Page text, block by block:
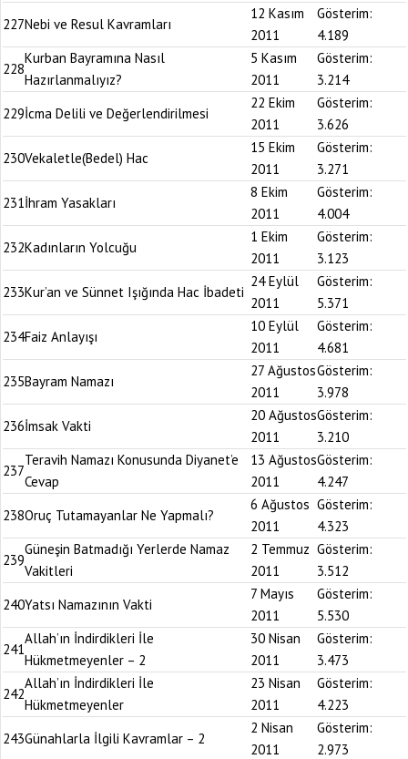
227Nebi ve Resul Kavramları
12 Kasım
2011
Gösterim:
4.189
228
Kurban Bayramına Nasıl
Hazırlanmalıyız?
5 Kasım
2011
Gösterim:
3.214
229İcma Delili ve Değerlendirilmesi
22 Ekim
2011
Gösterim:
3.626
230Vekaletle(Bedel) Hac
15 Ekim
2011
Gösterim:
3.271
231İhram Yasakları
8 Ekim
2011
Gösterim:
4.004
232Kadınların Yolcuğu
1 Ekim
2011
Gösterim:
3.123
233Kur’an ve Sünnet Işığında Hac İbadeti
24 Eylül
2011
Gösterim:
5.371
234Faiz Anlayışı
10 Eylül
2011
Gösterim:
4.681
235Bayram Namazı
27 Ağustos
2011
Gösterim:
3.978
236İmsak Vakti
20 Ağustos
2011
Gösterim:
3.210
237
Teravih Namazı Konusunda Diyanet’e
Cevap
13 Ağustos
2011
Gösterim:
4.247
238Oruç Tutamayanlar Ne Yapmalı?
6 Ağustos
2011
Gösterim:
4.323
239
Güneşin Batmadığı Yerlerde Namaz
Vakitleri
2 Temmuz
2011
Gösterim:
3.512
240Yatsı Namazının Vakti
7 Mayıs
2011
Gösterim:
5.530
241
Allah’ın İndirdikleri İle
Hükmetmeyenler – 2
30 Nisan
2011
Gösterim:
3.473
242
Allah’ın İndirdikleri İle
Hükmetmeyenler
23 Nisan
2011
Gösterim:
4.223
243Günahlarla İlgili Kavramlar – 2
2 Nisan
2011
Gösterim:
2.973